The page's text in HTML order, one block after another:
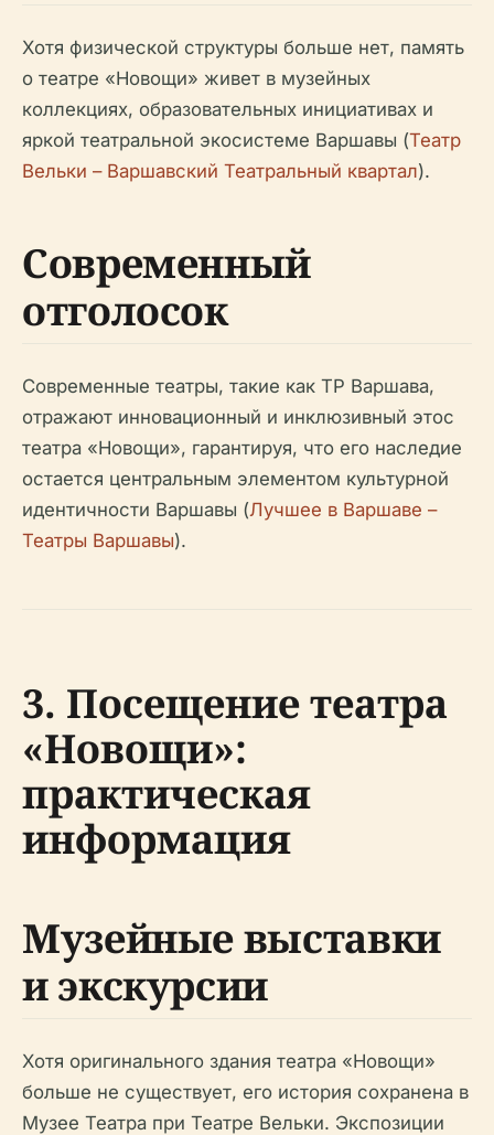
Хотя физической структуры больше нет, память
о театре «Новощи» живет в музейных
коллекциях, образовательных инициативах и
яркой театральной экосистеме Варшавы (Театр
Вельки – Варшавский Театральный квартал).
Современный
отголосок
Современные театры, такие как ТР Варшава,
отражают инновационный и инклюзивный этос
театра «Новощи», гарантируя, что его наследие
остается центральным элементом культурной
идентичности Варшавы (Лучшее в Варшаве –
Театры Варшавы).
3. Посещение театра
«Новощи»:
практическая
информация
Музейные выставки
и экскурсии
Хотя оригинального здания театра «Новощи»
больше не существует, его история сохранена в
Музее Театра при Театре Вельки. Экспозиции